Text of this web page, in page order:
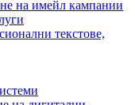
на имейл кампании
текстове,